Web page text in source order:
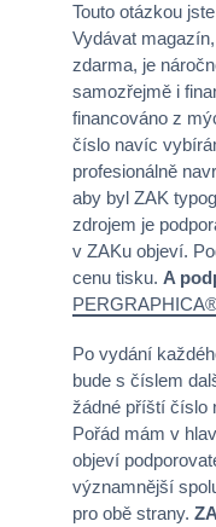
Touto otázkou
Vydávat
zdarma, je
samozřejmě i
financováno z
číslo navíc
profesionálně
aby byl ZAK
zdrojem je
v ZAKu objeví.
cenu tisku. A
Po vydání
bude s číslem
žádné příští číslo
Pořád mám v
objeví
významnější
pro obě strany.